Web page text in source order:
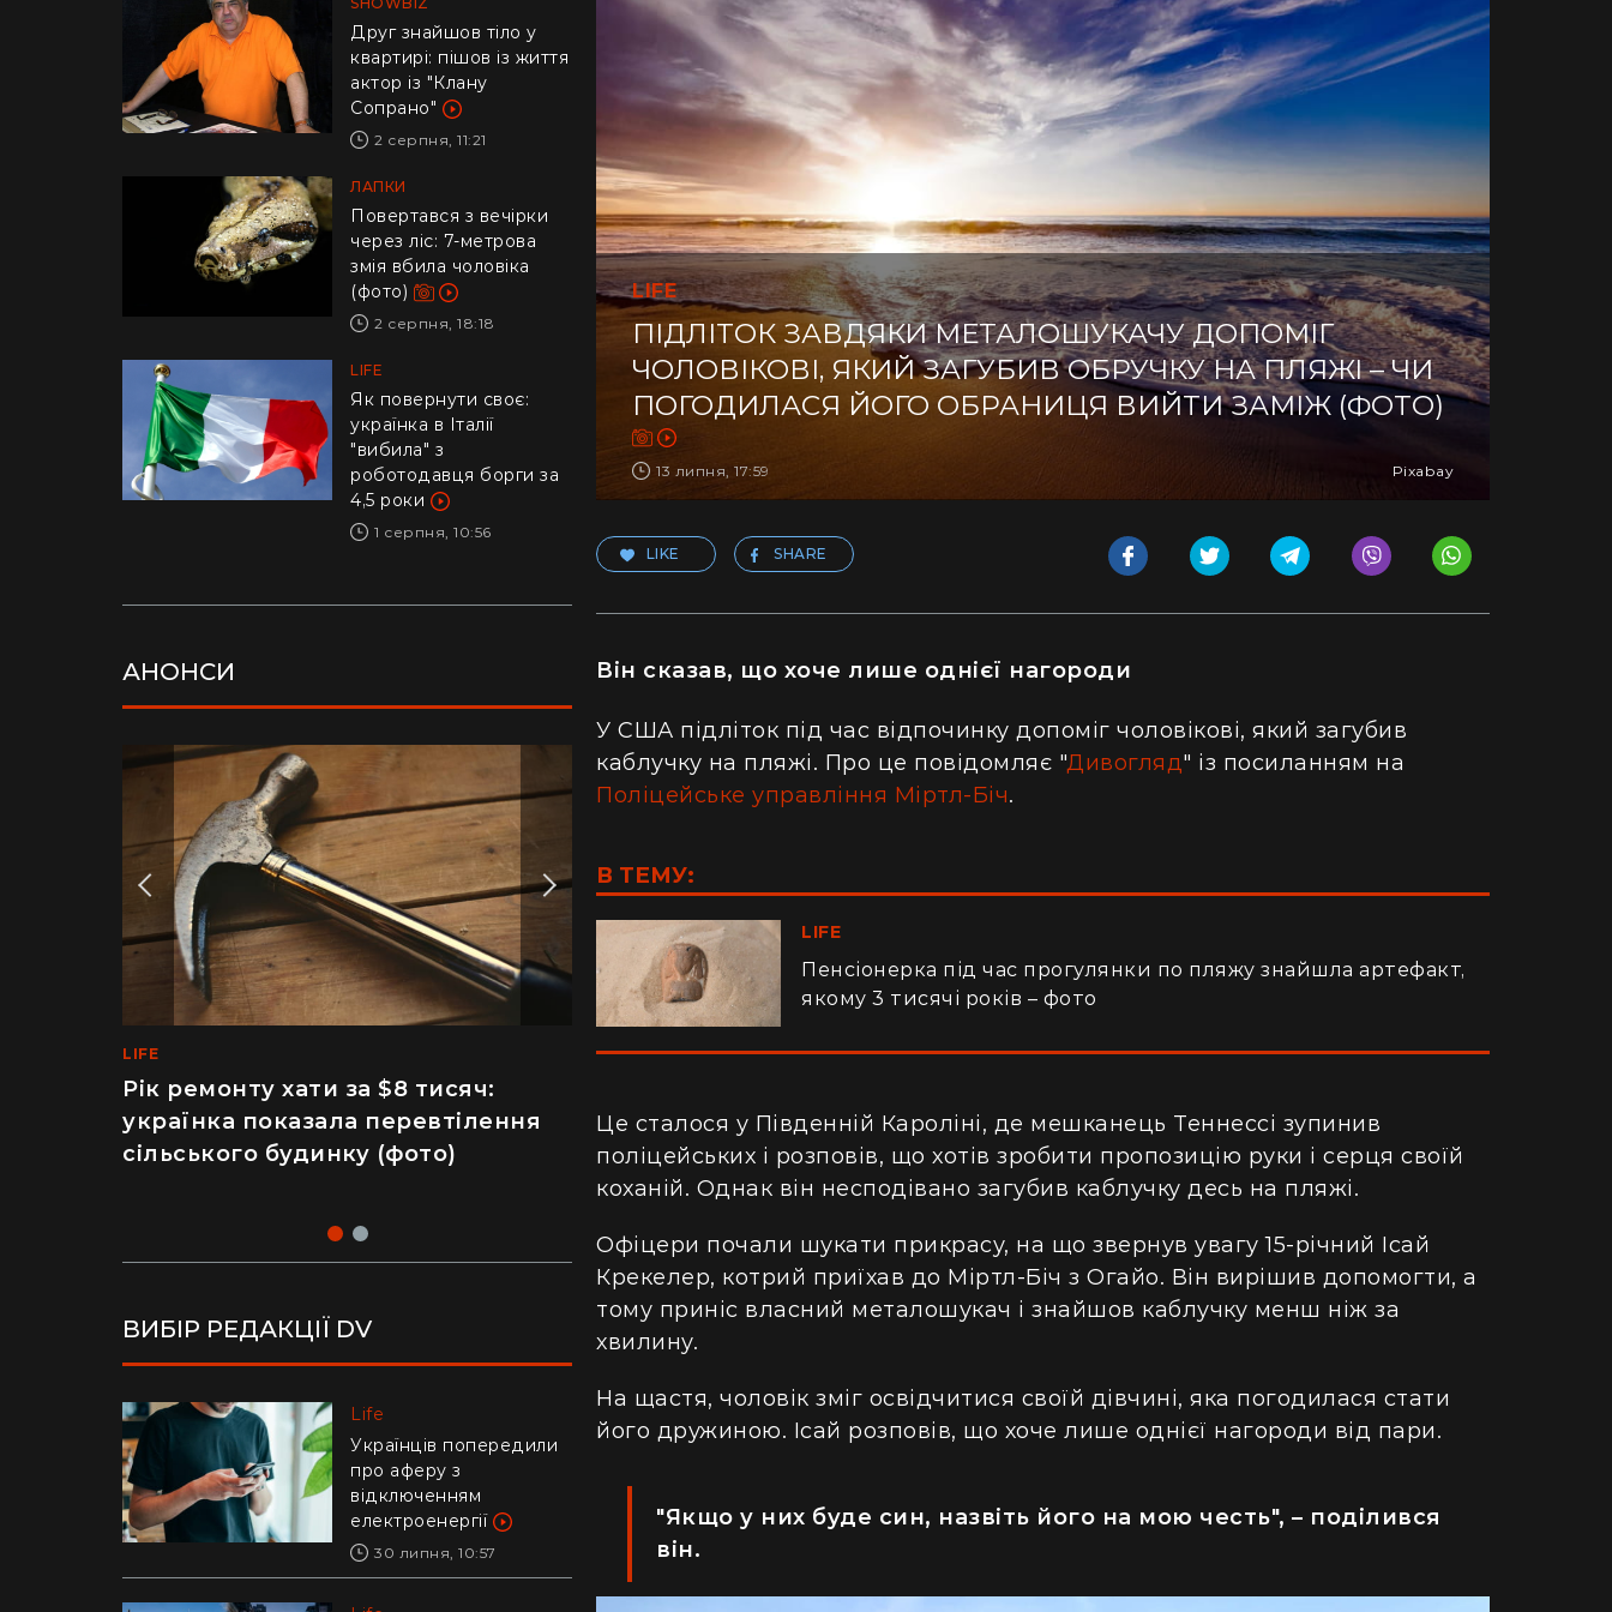
Друг знайшов тіло у
квартирі: пішов із життя
актор із "Клану
Сопрано"
2 серпня, 11:21
ЛАПКИ
Повертався з вечірки
через ліс: 7-метрова
змія вбила чоловіка
(фото)
2 серпня, 18:18
LIFE
​Як повернути своє:
українка в Італії
"вибила" з
роботодавця борги за
4,5 роки
1 серпня, 10:56
АНОНСИ
LIFE
Рік ремонту хати за $8 тисяч:
українка показала перевтілення
сільського будинку (фото)
MEDINFO
Майже 2 тисячі отруєнь через
салат – як відвідування
популярного ресторану призвело
ВИБІР РЕДАКЦІЇ DV
Life
Українців попередили
про аферу з
відключенням
електроенергії
30 липня, 10:57
Life
Ледь втримали на
руках: у Дніпрі рибалки
витягли з річки
гігантського коропа
(відео)
28 липня, 17:47
LIFE
ПІДЛІТОК ЗАВДЯКИ МЕТАЛОШУКАЧУ ДОПОМІГ
ЧОЛОВІКОВІ, ЯКИЙ ЗАГУБИВ ОБРУЧКУ НА ПЛЯЖІ – ЧИ
ПОГОДИЛАСЯ ЙОГО ОБРАНИЦЯ ВИЙТИ ЗАМІЖ (ФОТО)
13 липня, 17:59 Pixabay
LIKE SHARE
Він сказав, що хоче лише однієї нагороди
У США підліток під час відпочинку допоміг чоловікові, який загубив
каблучку на пляжі. Про це повідомляє "Дивогляд" із посиланням на
Поліцейське управління Міртл-Біч.
В ТЕМУ:
LIFE
Пенсіонерка під час прогулянки по пляжу знайшла артефакт,
якому 3 тисячі років – фото
Це сталося у Південній Кароліні, де мешканець Теннессі зупинив
поліцейських і розповів, що хотів зробити пропозицію руки і серця своїй
коханій. Однак він несподівано загубив каблучку десь на пляжі.
Офіцери почали шукати прикрасу, на що звернув увагу 15-річний Ісай
Крекелер, котрий приїхав до Міртл-Біч з Огайо. Він вирішив допомогти, а
тому приніс власний металошукач і знайшов каблучку менш ніж за
хвилину.
На щастя, чоловік зміг освідчитися своїй дівчині, яка погодилася стати
його дружиною. Ісай розповів, що хоче лише однієї нагороди від пари.
"Якщо у них буде син, назвіть його на мою честь", – поділився
він.